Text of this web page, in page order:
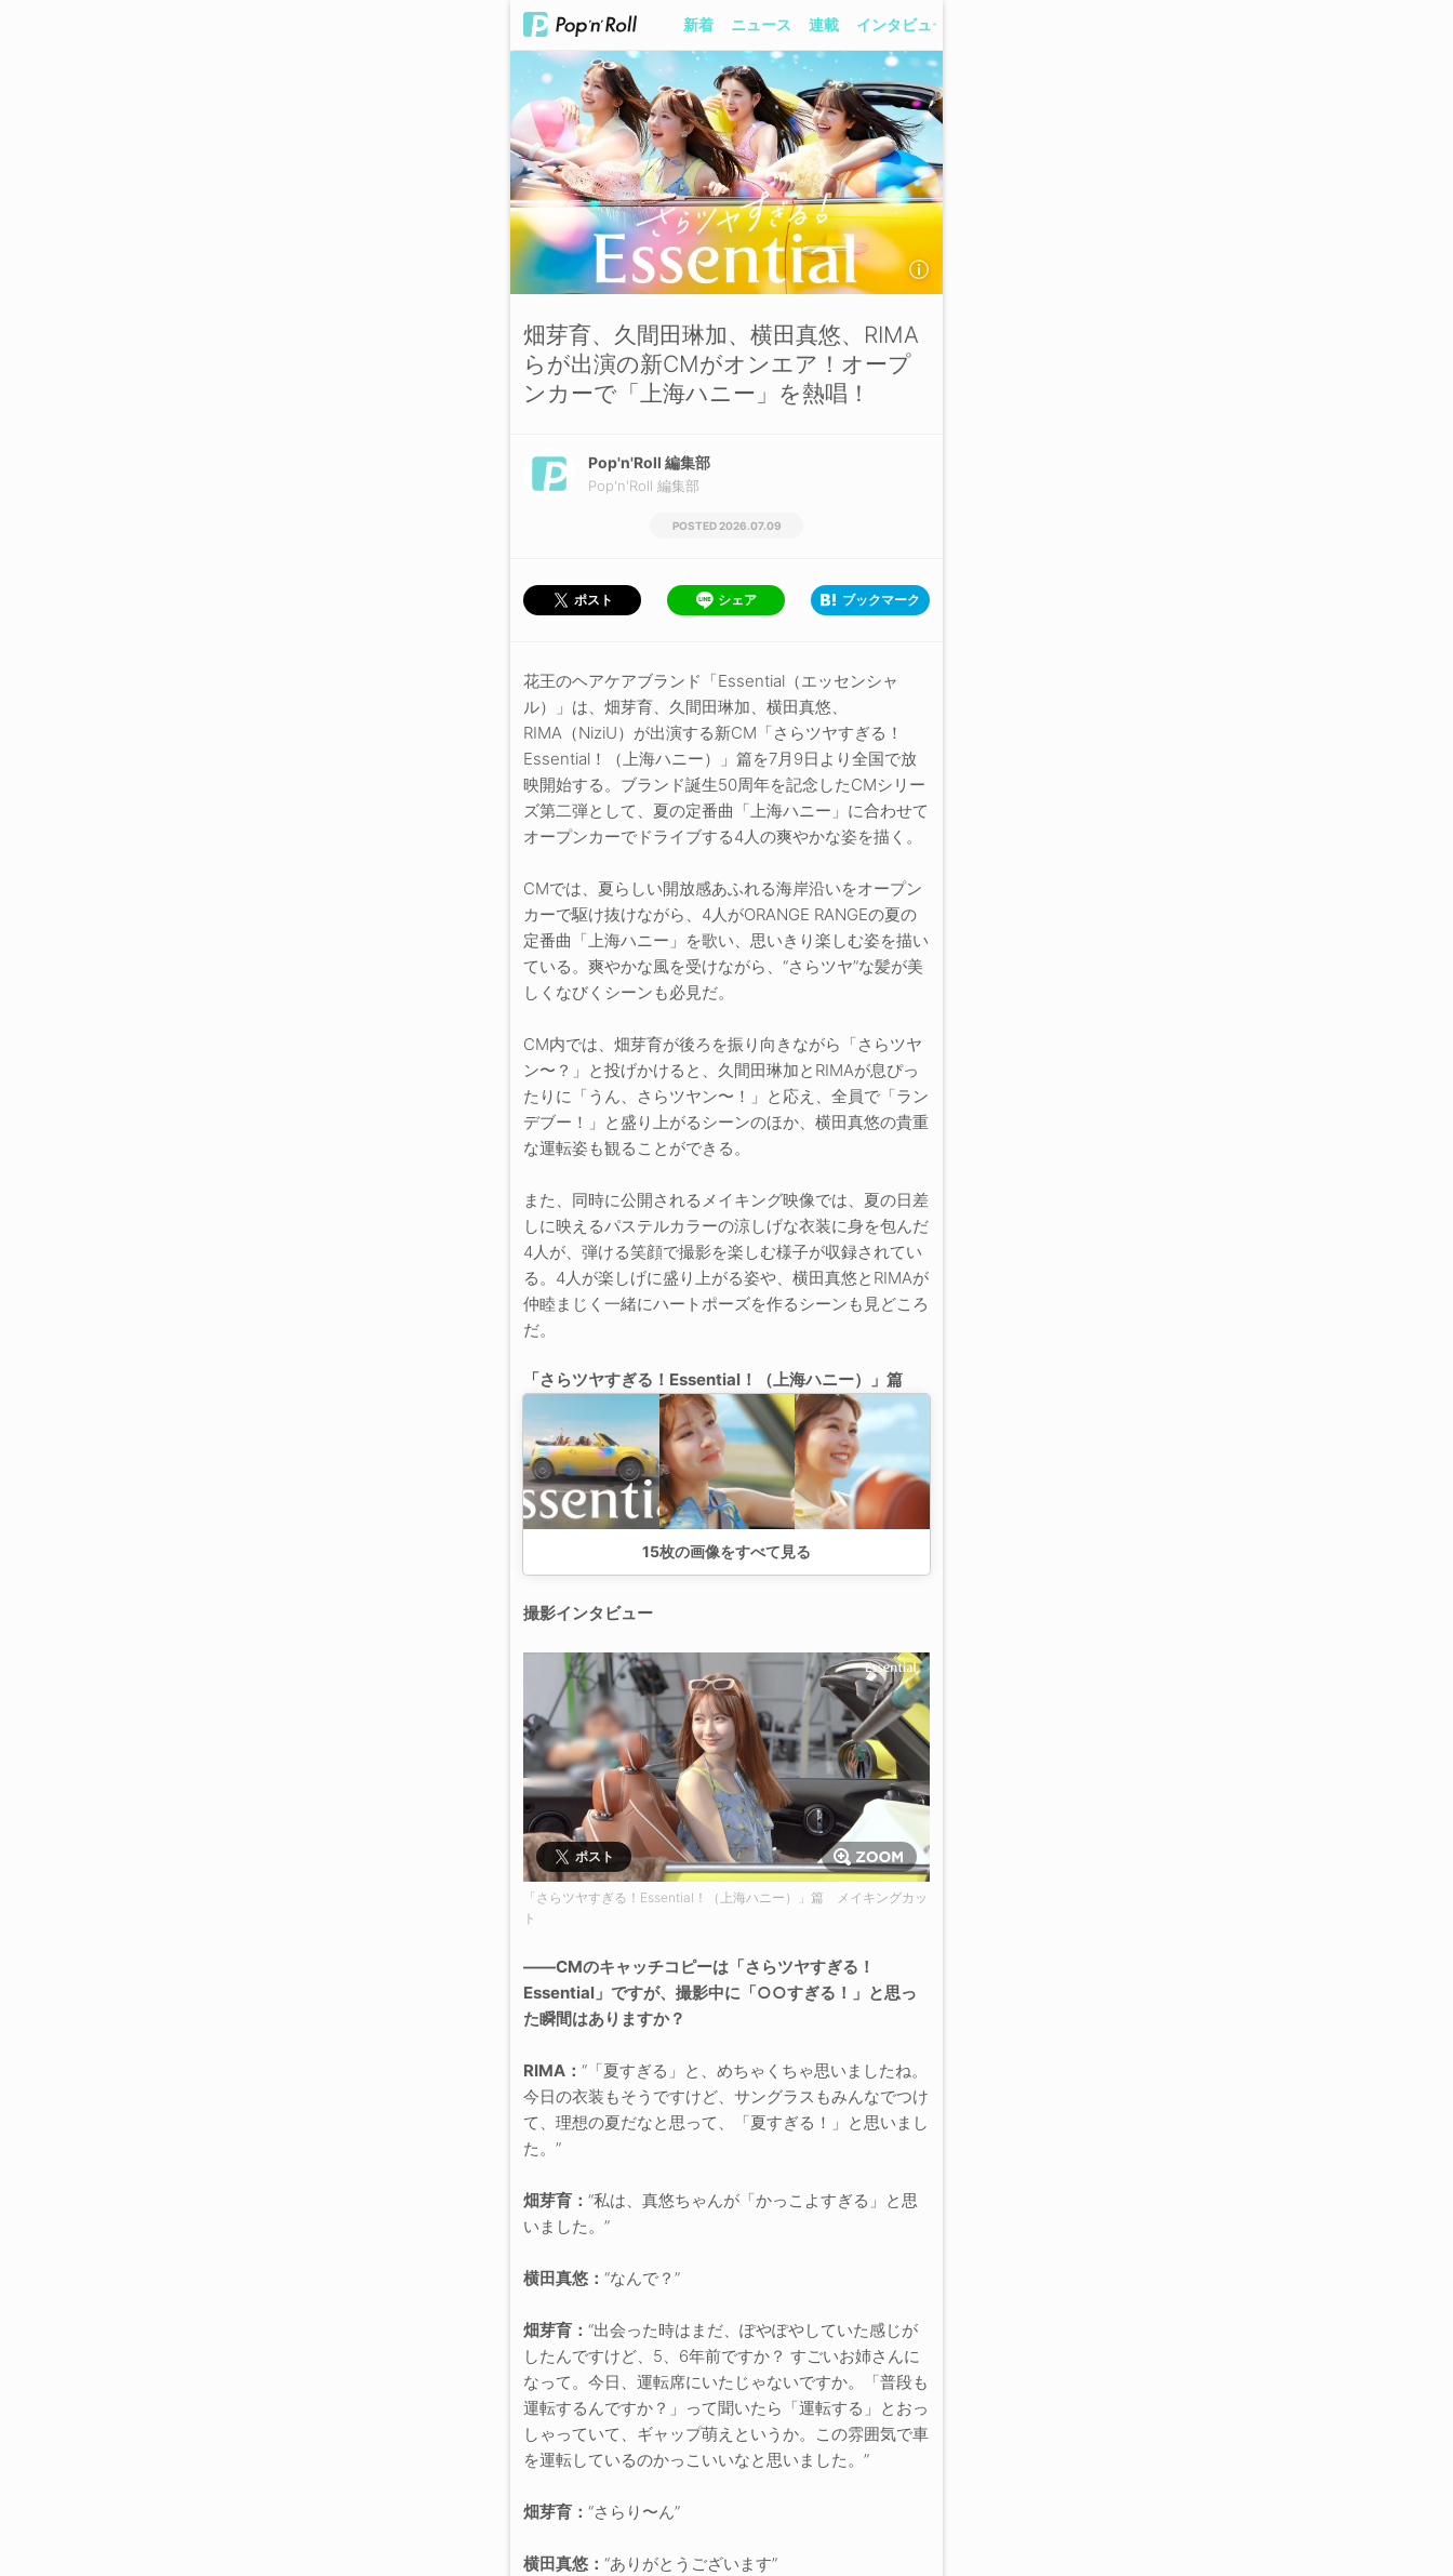
新着 ニュース 連載 インタビュー
畑芽育、久間田琳加、横田真悠、RIMA
らが出演の新CMがオンエア！オープ
ンカーで「上海ハニー」を熱唱！
Pop'n'Roll 編集部
Pop'n'Roll 編集部
2026.07.09
ポスト シェア ブックマーク
花王のヘアケアブランド「Essential（エッセンシャ
ル）」は、畑芽育、久間田琳加、横田真悠、
RIMA（NiziU）が出演する新CM「さらツヤすぎる！
Essential！（上海ハニー）」篇を7月9日より全国で放
映開始する。ブランド誕生50周年を記念したCMシリー
ズ第二弾として、夏の定番曲「上海ハニー」に合わせて
オープンカーでドライブする4人の爽やかな姿を描く。
CMでは、夏らしい開放感あふれる海岸沿いをオープン
カーで駆け抜けながら、4人がORANGE RANGEの夏の
定番曲「上海ハニー」を歌い、思いきり楽しむ姿を描い
ている。爽やかな風を受けながら、“さらツヤ”な髪が美
しくなびくシーンも必見だ。
CM内では、畑芽育が後ろを振り向きながら「さらツヤ
ン〜？」と投げかけると、久間田琳加とRIMAが息ぴっ
たりに「うん、さらツヤン〜！」と応え、全員で「ラン
デブー！」と盛り上がるシーンのほか、横田真悠の貴重
な運転姿も観ることができる。
また、同時に公開されるメイキング映像では、夏の日差
しに映えるパステルカラーの涼しげな衣装に身を包んだ
4人が、弾ける笑顔で撮影を楽しむ様子が収録されてい
る。4人が楽しげに盛り上がる姿や、横田真悠とRIMAが
仲睦まじく一緒にハートポーズを作るシーンも見どころ
だ。
「さらツヤすぎる！Essential！（上海ハニー）」篇
15枚の画像をすべて見る
撮影インタビュー
ポスト
「さらツヤすぎる！Essential！（上海ハニー）」篇 メイキングカッ
ト
――CMのキャッチコピーは「さらツヤすぎる！
Essential」ですが、撮影中に「○○すぎる！」と思っ
た瞬間はありますか？
RIMA： “「夏すぎる」と、めちゃくちゃ思いましたね。
今日の衣装もそうですけど、サングラスもみんなでつけ
て、理想の夏だなと思って、「夏すぎる！」と思いまし
た。”
畑芽育： “私は、真悠ちゃんが「かっこよすぎる」と思
いました。”
横田真悠： “なんで？”
畑芽育： “出会った時はまだ、ぽやぽやしていた感じが
したんですけど、5、6年前ですか？ すごいお姉さんに
なって。今日、運転席にいたじゃないですか。「普段も
運転するんですか？」って聞いたら「運転する」とおっ
しゃっていて、ギャップ萌えというか。この雰囲気で車
を運転しているのかっこいいなと思いました。”
畑芽育： “さらり〜ん”
横田真悠： “ありがとうございます”